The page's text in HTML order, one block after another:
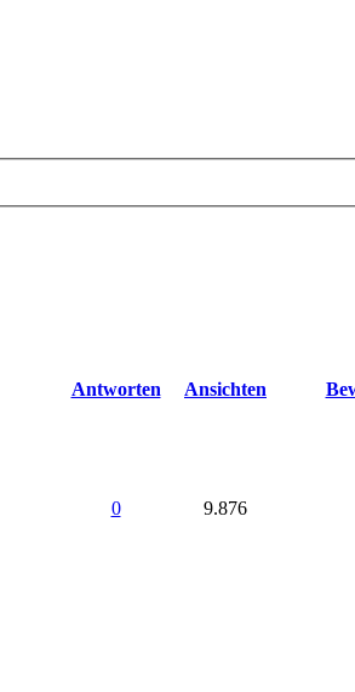
Antworten Ansichten
0 9.876